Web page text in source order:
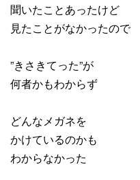
聞いたことあったけど
見たことがなかったので
”きさきてった”が
何者かもわからず
どんなメガネを
かけているのかも
わからなかった